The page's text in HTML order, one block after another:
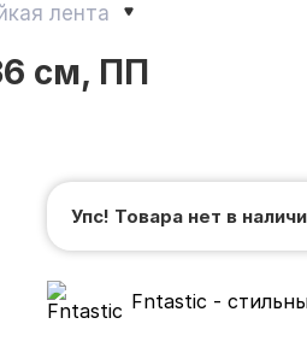
лента
см, ПП
Упс! Товара нет в
Fntastic -